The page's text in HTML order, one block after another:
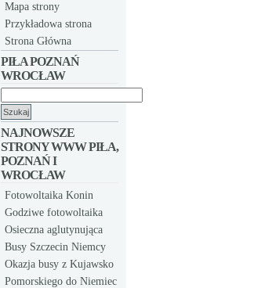
Mapa strony
Przykładowa strona
Strona Główna
PIŁA POZNAŃ
WROCŁAW
NAJNOWSZE
STRONY WWW PIŁA,
POZNAŃ I
WROCŁAW
Fotowoltaika Konin
Godziwe fotowoltaika
Osieczna aglutynująca
Busy Szczecin Niemcy
Okazja busy z Kujawsko
Pomorskiego do Niemiec